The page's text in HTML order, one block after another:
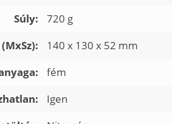
Súly:
720 g
140 x 130 x 52 mm
fém
Igen